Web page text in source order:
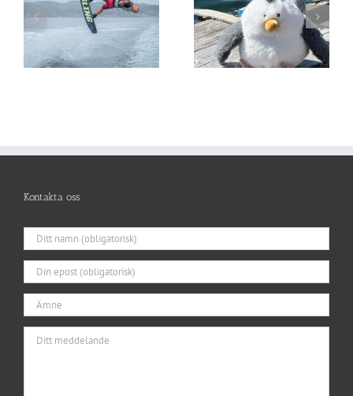
Torsten Trut – vår nya
maskot!
Kontakta oss